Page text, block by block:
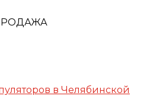
в Челябинской